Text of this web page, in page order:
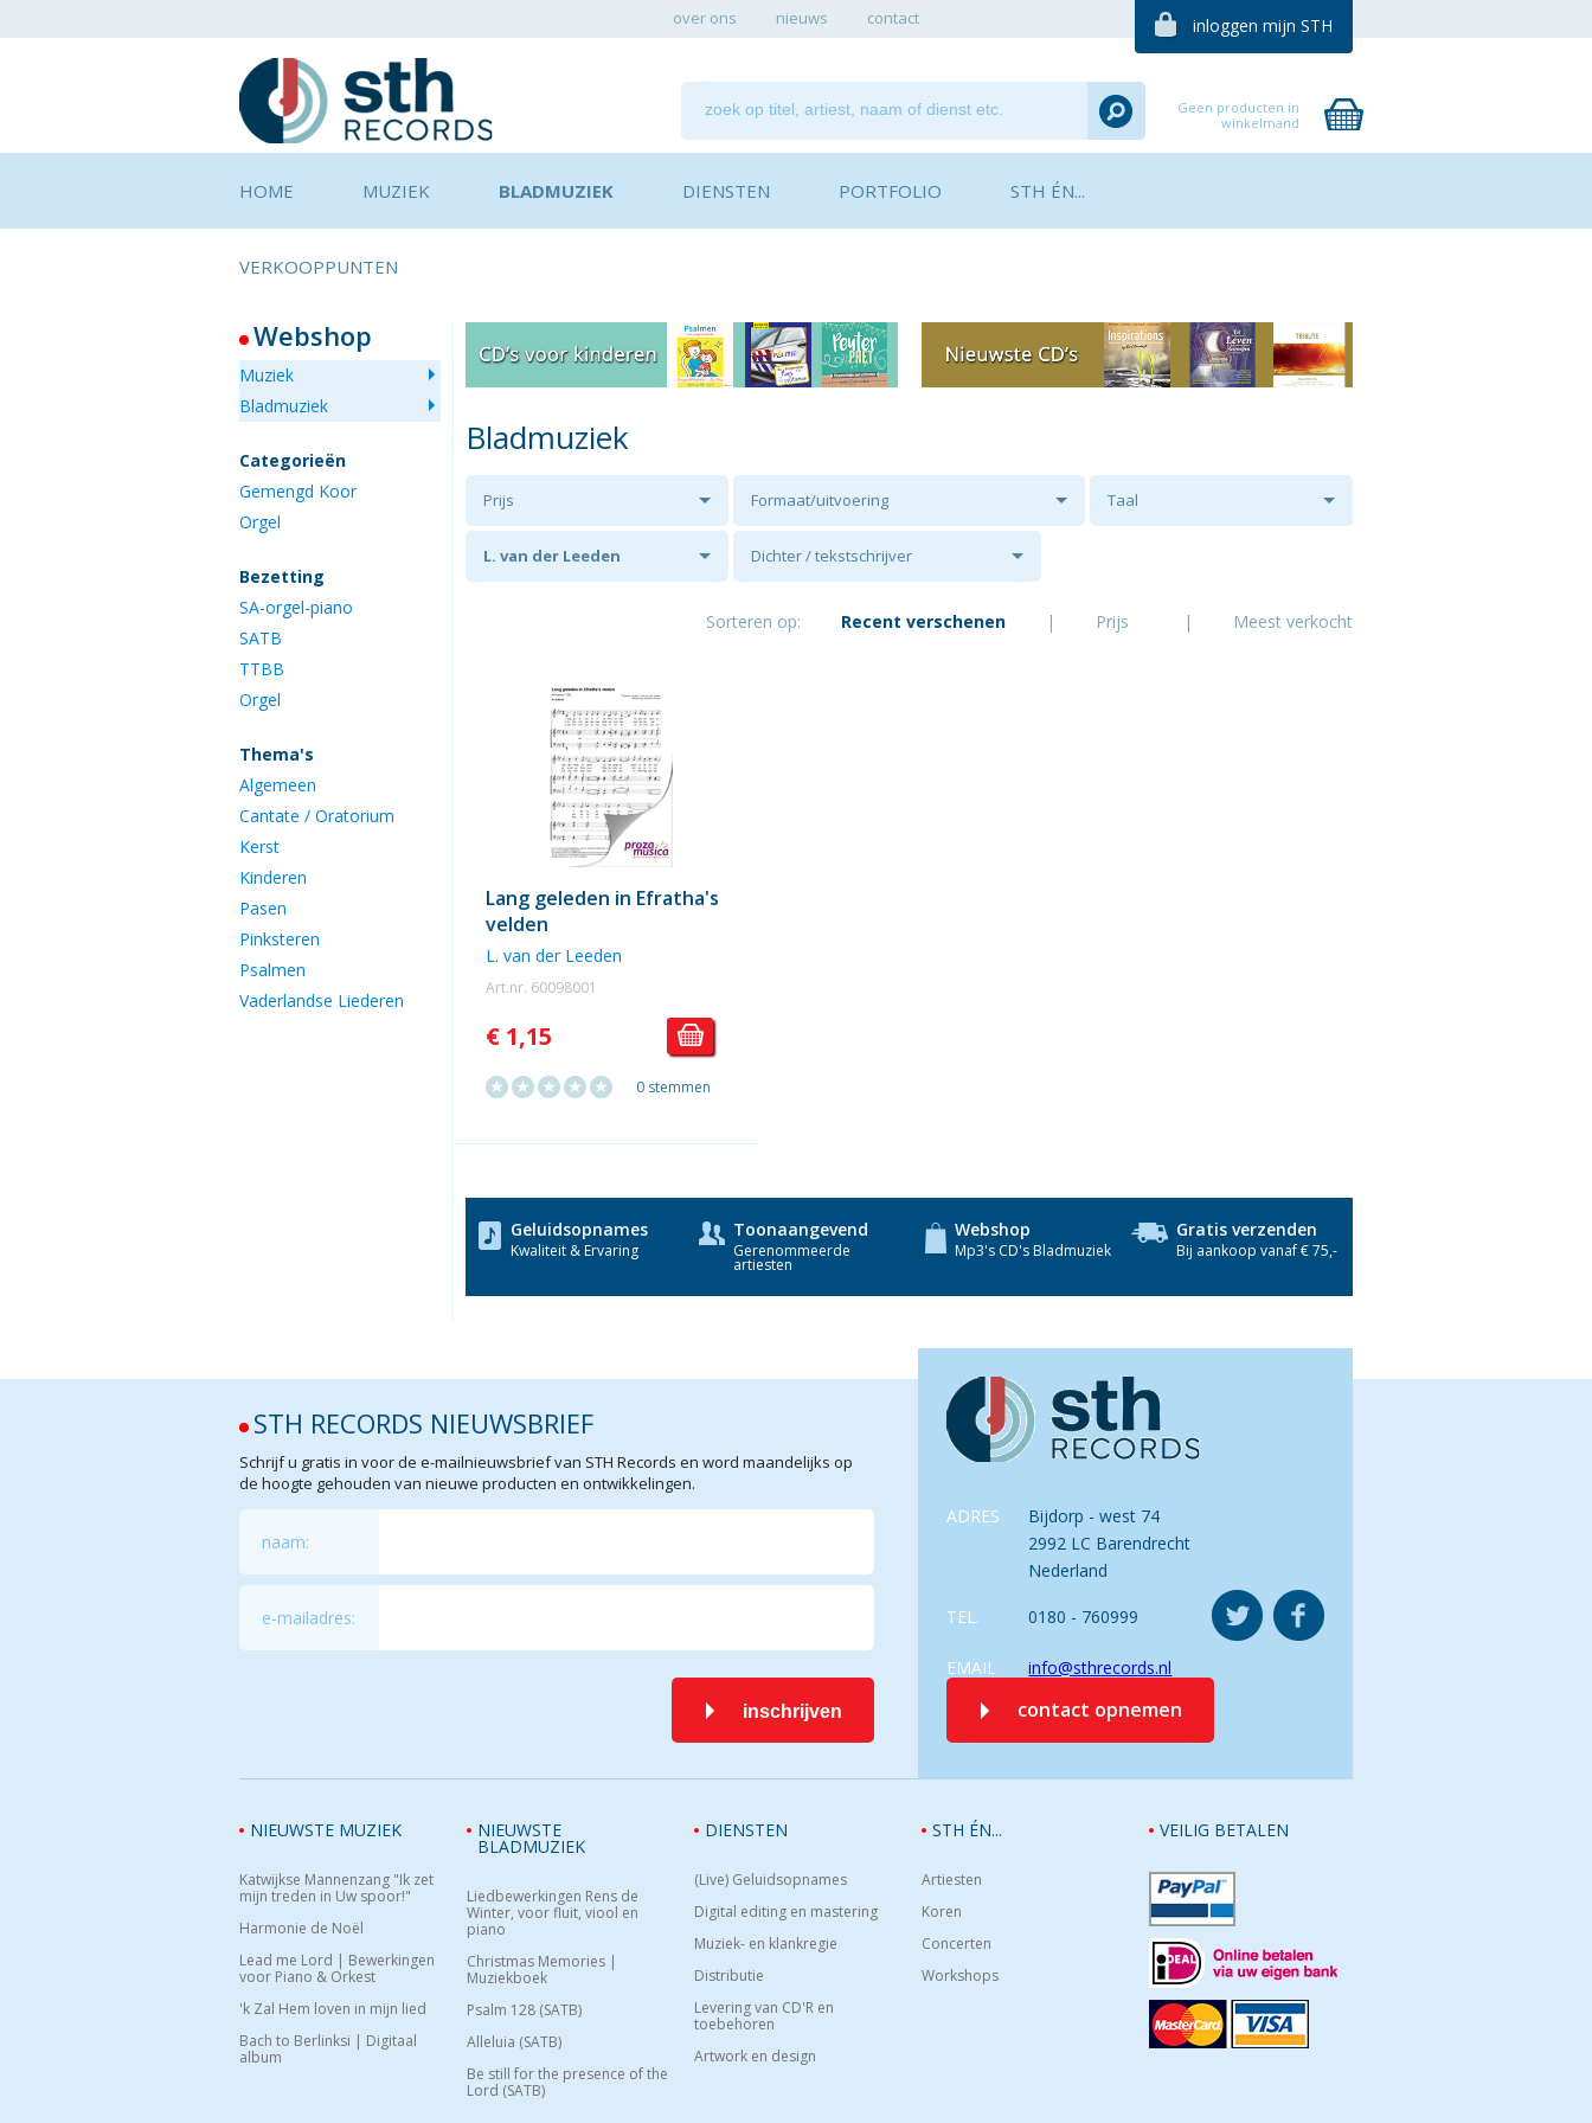
over ons nieuws contact inloggen mijn STH
Geen producten in
winkelmand
HOME MUZIEK BLADMUZIEK DIENSTEN PORTFOLIO STH ÉN...
VERKOOPPUNTEN
Webshop
Muziek
Bladmuziek
Categorieën
Gemengd Koor
Orgel
Bezetting
SA-orgel-piano
SATB
TTBB
Orgel
Thema's
Algemeen
Cantate / Oratorium
Kerst
Kinderen
Pasen
Pinksteren
Psalmen
Vaderlandse Liederen
Bladmuziek
Prijs Formaat/uitvoering Taal
L. van der Leeden Dichter / tekstschrijver
Sorteren op: Recent verschenen | Prijs | Meest verkocht
Lang geleden in Efratha's
velden
L. van der Leeden
Art.nr. 60098001
€ 1,15
0 stemmen
Geluidsopnames
Kwaliteit & Ervaring
Toonaangevend
Gerenommeerde
artiesten
Webshop
Mp3's CD's Bladmuziek
Gratis verzenden
Bij aankoop vanaf € 75,-
ADRES
Bijdorp - west 74
2992 LC Barendrecht
Nederland
TEL. 0180 - 760999
EMAIL info@sthrecords.nl
contact opnemen
STH RECORDS NIEUWSBRIEF
Schrijf u gratis in voor de e-mailnieuwsbrief van STH Records en word maandelijks op
de hoogte gehouden van nieuwe producten en ontwikkelingen.
naam:
e-mailadres:
inschrijven
VEILIG BETALEN
NIEUWSTE MUZIEK
Katwijkse Mannenzang "Ik zet
mijn treden in Uw spoor!"
Harmonie de Noël
Lead me Lord | Bewerkingen
voor Piano & Orkest
'k Zal Hem loven in mijn lied
Bach to Berlinksi | Digitaal
album
NIEUWSTE
BLADMUZIEK
Liedbewerkingen Rens de
Winter, voor fluit, viool en
piano
Christmas Memories |
Muziekboek
Psalm 128 (SATB)
Alleluia (SATB)
Be still for the presence of the
Lord (SATB)
DIENSTEN
(Live) Geluidsopnames
Digital editing en mastering
Muziek- en klankregie
Distributie
Levering van CD'R en
toebehoren
Artwork en design
STH ÉN...
Artiesten
Koren
Concerten
Workshops